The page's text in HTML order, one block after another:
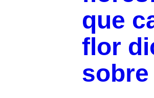
que
flor
sobre